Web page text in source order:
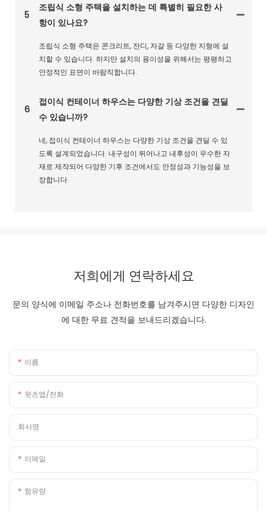
5
조립식 소형 주택을 설치하는 데 특별히 필요한 사
항이 있나요?
조립식 소형 주택은 콘크리트, 잔디, 자갈 등 다양한 지형에 설
치할 수 있습니다. 하지만 설치의 용이성을 위해서는 평평하고
안정적인 표면이 바람직합니다.
6
접이식 컨테이너 하우스는 다양한 기상 조건을 견딜
수 있습니까?
네, 접이식 컨테이너 하우스는 다양한 기상 조건을 견딜 수 있
도록 설계되었습니다. 내구성이 뛰어나고 내후성이 우수한 자
재로 제작되어 다양한 기후 조건에서도 안정성과 기능성을 보
장합니다.
저희에게 연락하세요
문의 양식에 이메일 주소나 전화번호를 남겨주시면 다양한 디자인
에 대한 무료 견적을 보내드리겠습니다.
이름
왓츠앱/전화
회사명
이메일
함유량